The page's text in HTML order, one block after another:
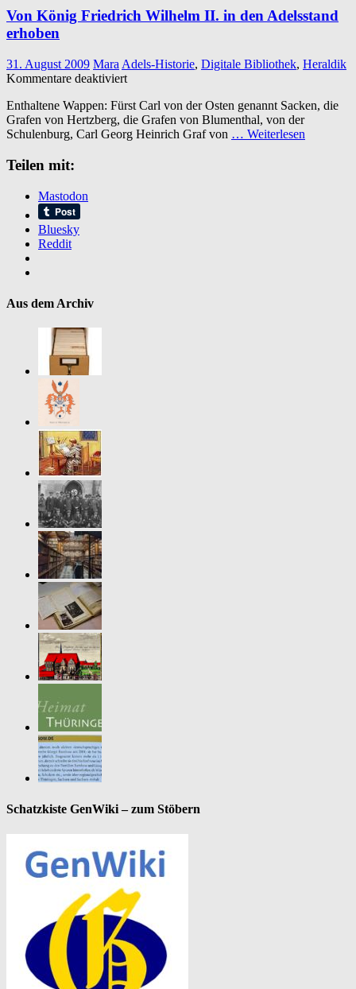
Von König Friedrich Wilhelm II. in den Adelsstand
erhoben
31. August 2009 Mara Adels-Historie, Digitale Bibliothek, Heraldik
Kommentare deaktiviertfür
König
Friedrich
Wilhelm
Enthaltene Wappen: Fürst Carl von der Osten genannt Sacken, die
Grafen von Hertzberg, die Grafen von Blumenthal, von der
Schulenburg, Carl Georg Heinrich Graf von … Weiterlesen
Teilen mit:
Mastodon
Bluesky
Reddit
Aus dem Archiv
Schatzkiste GenWiki – zum Stöbern